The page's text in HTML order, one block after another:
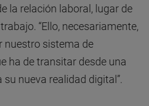
la relación laboral, lugar de
“Ello, necesariamente,
nuestro sistema de
ha de transitar desde una
nueva realidad digital”.